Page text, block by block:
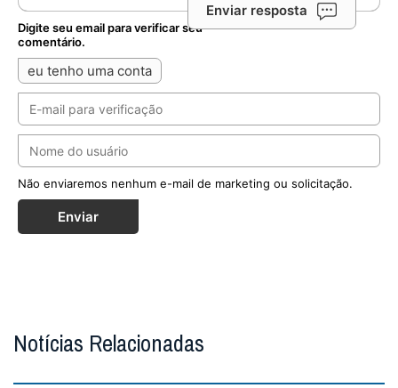
Enviar resposta
Digite seu email para verificar seu
comentário.
eu tenho uma conta
Não enviaremos nenhum e-mail de marketing ou solicitação.
Enviar
Notícias Relacionadas